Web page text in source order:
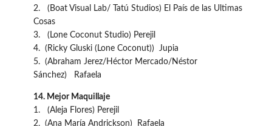
2. (Boat Visual Lab/ Tatú Studios) El País de las Ultimas
Cosas
3. (Lone Coconut Studio) Perejil
4. (Ricky Gluski (Lone Coconut)) Jupia
5. (Abraham Jerez/Héctor Mercado/Néstor
Sánchez) Rafaela
14. Mejor Maquillaje
1. (Aleja Flores) Perejil
2. (Ana María Andrickson) Rafaela